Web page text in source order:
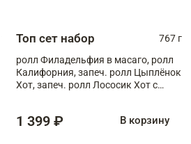
Топ сет набор
767 г
ролл Филадельфия в масаго, ролл
Калифорния, запеч. ролл Цыплёнок
Хот, запеч. ролл Лососик Хот с
1 399 ₽ В корзину